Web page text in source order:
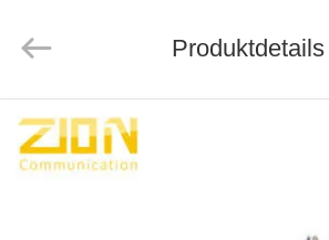
HAUS
LTD.
Produktdetails